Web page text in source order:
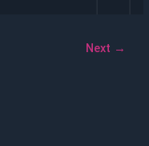
Next →